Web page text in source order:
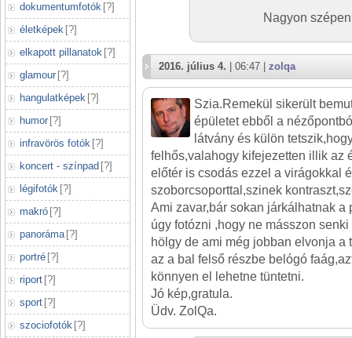
dokumentumfotók [?]
életképek [?]
elkapott pillanatok [?]
glamour [?]
hangulatképek [?]
humor [?]
infravörös fotók [?]
koncert - színpad [?]
légifotók [?]
makró [?]
panoráma [?]
portré [?]
riport [?]
sport [?]
szociofotók [?]
Nagyon
2016. július 4. | 06:47 | zolqa
Szia.Remekül sikerült
épületet ebből a
látvány és külön
felhős,valahogy kifejezetten illik az
előtér is csodás ezzel a virágokkal
szoborcsoporttal,szinek
Ami zavar,bár sokan járkálhatnak a
úgy fotózni ,hogy ne másszon
hölgy de ami még jobban elvonja a
az a bal felső részbe belógó
könnyen el lehetne tüntetni.
Jó kép,gratula.
Üdv. ZolQa.